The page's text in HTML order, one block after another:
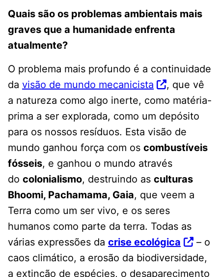
Quais são os problemas ambientais mais
graves que a humanidade enfrenta
atualmente?
O problema mais profundo é a continuidade
da visão de mundo mecanicista
, que vê
a natureza como algo inerte, como matéria-
prima a ser explorada, como um depósito
para os nossos resíduos. Esta visão de
mundo ganhou força com os combustíveis
fósseis, e ganhou o mundo através
do colonialismo, destruindo as culturas
Bhoomi, Pachamama, Gaia, que veem a
Terra como um ser vivo, e os seres
humanos como parte da terra. Todas as
várias expressões da crise ecológica
– o
caos climático, a erosão da biodiversidade,
a extinção de espécies, o desaparecimento